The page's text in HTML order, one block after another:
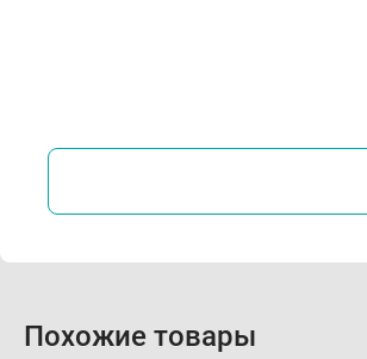
Похожие товары